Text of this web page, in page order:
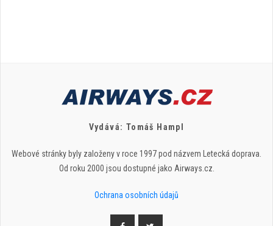
Vydává: Tomáš Hampl
Webové stránky byly založeny v roce 1997 pod názvem Letecká doprava.
Od roku 2000 jsou dostupné jako Airways.cz.
Ochrana osobních údajů